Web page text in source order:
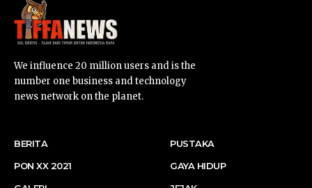
We influence 20 million users and is the
number one business and technology
news network on the planet.
BERITA
PON XX 2021
PUSTAKA
GAYA HIDUP